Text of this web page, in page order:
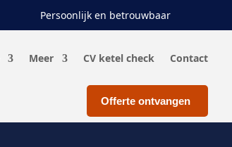
Persoonlijk en betrouwbaar
Meer CV ketel check Contact
Offerte ontvangen